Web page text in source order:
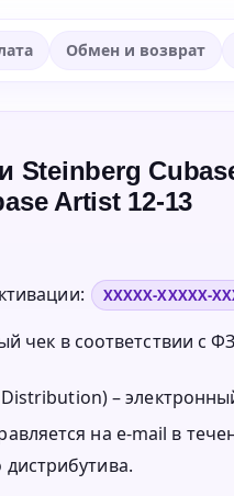
Обмен и возврат
Steinberg
Artist 12-13
XXXXX-XXXXX-
чек в соответствии с
–
на e-mail в